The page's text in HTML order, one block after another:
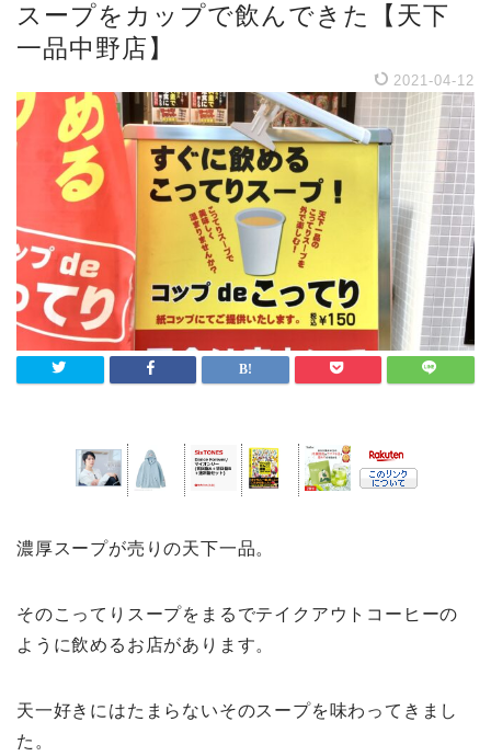
スープをカップで飲んできた【天下
一品中野店】
2021-04-12
濃厚スープが売りの天下一品。
そのこってりスープをまるでテイクアウトコーヒーの
ように飲めるお店があります。
天一好きにはたまらないそのスープを味わってきまし
た。